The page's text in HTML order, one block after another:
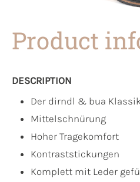
Product
DESCRIPTION
Der dirndl & bua
Mittelschnürung
Hoher Tragekomfort
Kontraststickungen
Komplett mit Leder